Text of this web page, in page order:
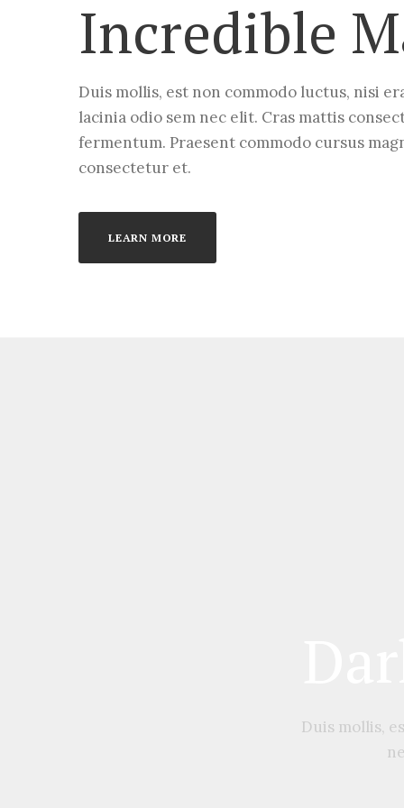
Incredible
Duis mollis, est non commodo luctus, nisi
lacinia odio sem nec elit. Cras mattis
fermentum. Praesent commodo cursus
consectetur et.
LEARN MORE
Duis mollis,